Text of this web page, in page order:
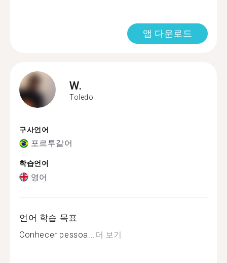
앱 다운로드
W.
Toledo
구사언어
포르투갈어
학습언어
영어
언어 학습 목표
Conhecer pessoa... 더 보기